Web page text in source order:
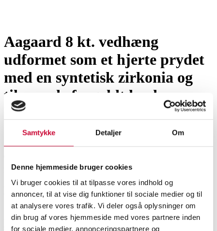
Samtykke Detaljer Om
Denne hjemmeside bruger cookies
Vi bruger cookies til at tilpasse vores indhold og
annoncer, til at vise dig funktioner til sociale medier og til
at analysere vores trafik. Vi deler også oplysninger om
din brug af vores hjemmeside med vores partnere inden
for sociale medier, annonceringspartnere og
Halskæder, vedhæng
Aagaard 8 kt. vedhæng
udformet som et hjerte prydet
med en syntetisk zirkonia og
tihørende forgyldt kæde
SHOWROOM VURDERINGVARENUMMER
Momsvare
Beskrivelse
Aagaard 8 kt. vedhæng udformet som et hjerte prydet med en syntetisk
zirkonia, L ca. 26,4 mm, B. ca. 8 mm, vægt: 1,5 gr. Der til en halskæde af